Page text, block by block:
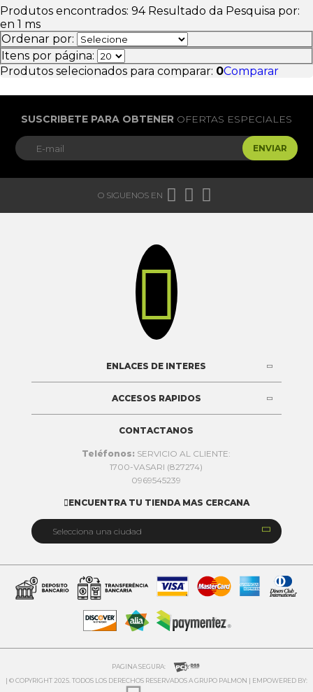
Produtos encontrados: 94 Resultado da Pesquisa por:
en 1 ms
Ordenar por:
Itens por página:
Produtos selecionados para comparar: 0Comparar
SUSCRIBETE PARA OBTENER OFERTAS ESPECIALES
ENVIAR
O SIGUENOS EN   

ENLACES DE INTERES
ACCESOS RAPIDOS
CONTACTANOS
Teléfonos: SERVICIO AL CLIENTE:
1700-VASARI (827274)
0969545239
ENCUENTRA TU TIENDA MAS CERCANA
Selecciona una ciudad 
Cuenca
Riobamba
PAGINA SEGURA:
| © COPYRIGHT 2025. TODOS LOS DERECHOS RESERVADOS A GRUPO PALMON | EMPOWERED BY: